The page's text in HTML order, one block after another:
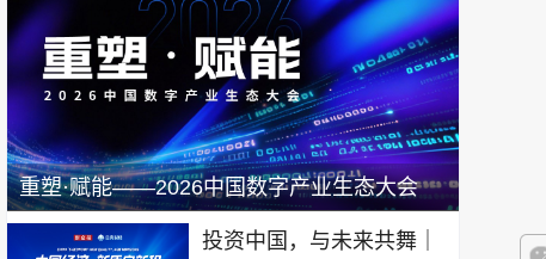
重塑·赋能——2026中国数字产业生态大会
投资中国，与未来共舞｜